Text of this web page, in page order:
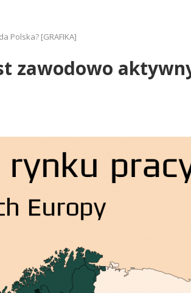
Polska? [GRAFIKA]
zawodowo